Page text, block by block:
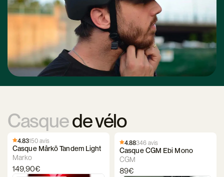
Casquede vélo
4.83150 avis
Casque Mârkö Tandem Light
Marko
149,90€
4.88346 avis
Casque CGM Ebi Mono
CGM
89€